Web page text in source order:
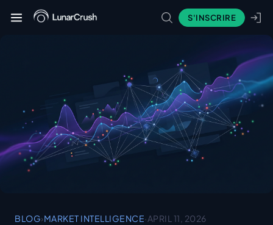
S'INSCRIRE
BLOG›MARKET INTELLIGENCE·APRIL 11, 2026